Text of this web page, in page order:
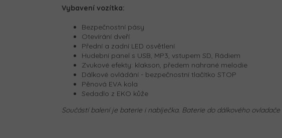
Vybavení vozítka:
Bezpečnostní pásy
Otevírání dveří
Přední a zadní LED osvětlení
Hudební panel s USB, MP3, vstupem SD, Rádiem
Zvukové efekty: klakson, předem nahrané melodie
Dálkové ovládání - bezpečnostní tlačítko STOP
Pěnová EVA kola
Sedadlo z EKO kůže
Součástí balení je baterie i nabíječka. Baterie do dálkového ovladače